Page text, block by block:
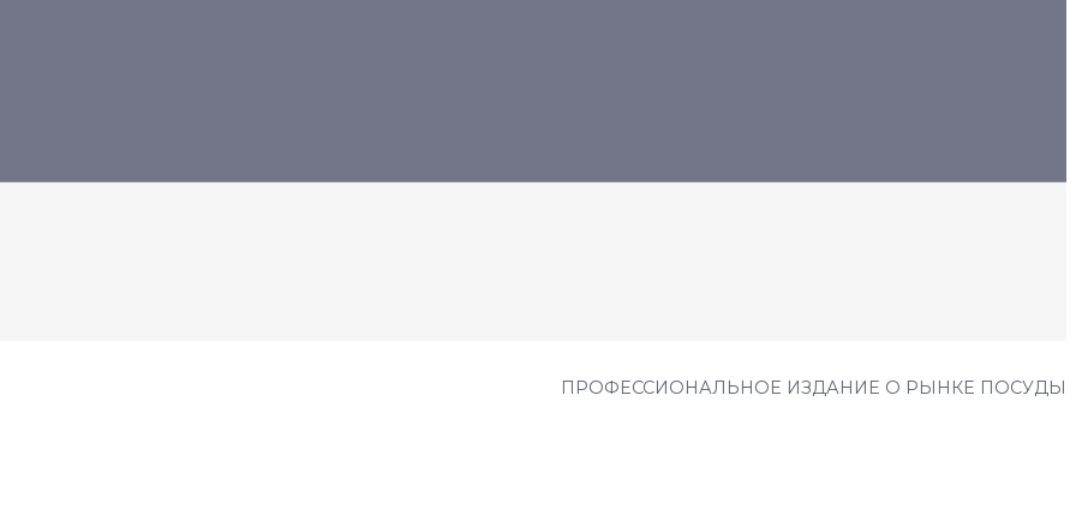
ПРОФЕССИОНАЛЬНОЕ ИЗДАНИЕ О РЫНКЕ ПОСУДЫ